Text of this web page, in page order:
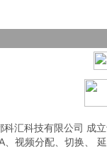
科汇科技有限公司 成
、视频分配、切换、